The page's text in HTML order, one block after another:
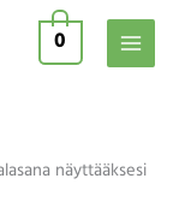
0
näyttääksesi